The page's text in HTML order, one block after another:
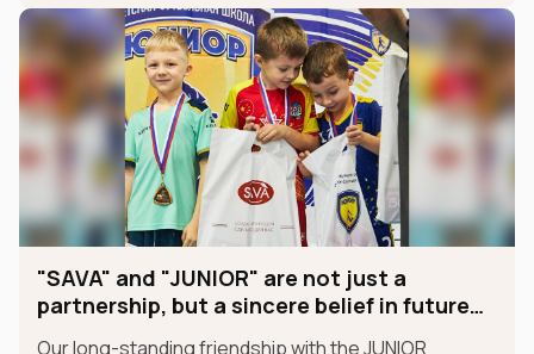
"SAVA" and "JUNIOR" are not just a
partnership, but a sincere belief in future
Our long-standing friendship with the JUNIOR